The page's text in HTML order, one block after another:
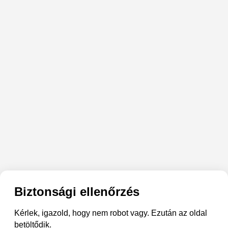
Biztonsági ellenőrzés
Kérlek, igazold, hogy nem robot vagy. Ezután az oldal
betöltődik.